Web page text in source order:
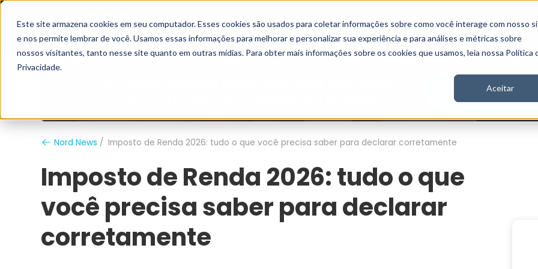
Este site armazena cookies em seu computador. Esses cookies são usados para coletar informações sobre como você interage com nosso
e nos permite lembrar de você. Usamos essas informações para melhorar e personalizar sua experiência e para análises e métricas sobre
nossos visitantes, tanto nesse site quanto em outras mídias. Para obter mais informações sobre os cookies que usamos, leia nossa Política
Privacidade.
Aceitar
Grupo Nord Analistas Vídeos Stories Inscreva-se
Nord News Imposto de Renda 2026: tudo o que você precisa saber para declarar corretamente
Imposto de Renda 2026: tudo o que
você precisa saber para declarar
corretamente